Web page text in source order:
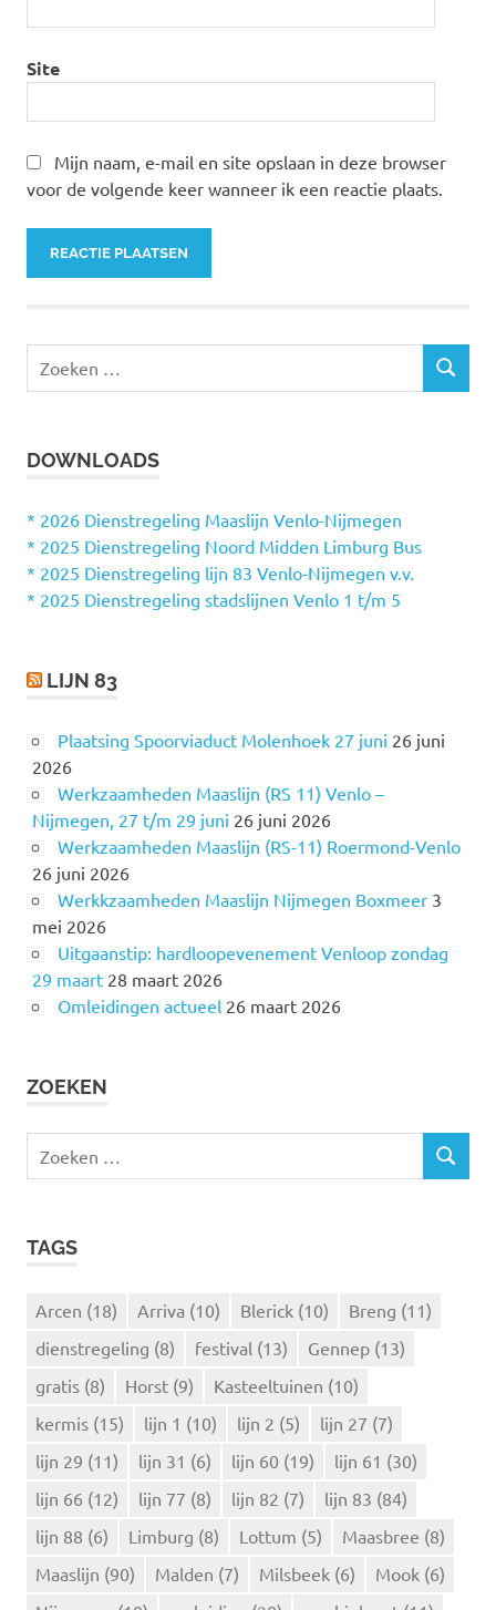
Site
Mijn naam, e-mail en site opslaan in deze browser
voor de volgende keer wanneer ik een reactie plaats.
e
n
a
a
r
Z
DOWNLOADS
* 2026 Dienstregeling Maaslijn Venlo-Nijmegen
* 2025 Dienstregeling Noord Midden Limburg Bus
* 2025 Dienstregeling lijn 83 Venlo-Nijmegen v.v.
* 2025 Dienstregeling stadslijnen Venlo 1 t/m 5
LIJN 83
Plaatsing Spoorviaduct Molenhoek 27 juni 26 juni
2026
Werkzaamheden Maaslijn (RS 11) Venlo –
Nijmegen, 27 t/m 29 juni 26 juni 2026
Werkzaamheden Maaslijn (RS-11) Roermond-Venlo
26 juni 2026
Werkkzaamheden Maaslijn Nijmegen Boxmeer 3
mei 2026
Uitgaanstip: hardloopevenement Venloop zondag
29 maart 28 maart 2026
Omleidingen actueel 26 maart 2026
ZOEKEN
e
Z
TAGS
Arcen (18) Arriva (10) Blerick (10) Breng (11)
dienstregeling (8) festival (13) Gennep (13)
gratis (8) Horst (9) Kasteeltuinen (10)
kermis (15) lijn 1 (10) lijn 2 (5) lijn 27 (7)
lijn 29 (11) lijn 31 (6) lijn 60 (19) lijn 61 (30)
lijn 66 (12) lijn 77 (8) lijn 82 (7) lijn 83 (84)
lijn 88 (6) Limburg (8) Lottum (5) Maasbree (8)
Maaslijn (90) Malden (7) Milsbeek (6) Mook (6)